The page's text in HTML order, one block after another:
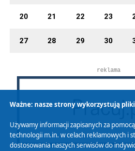
20 21 22 23
27 28 29 30
reklama
Ważne: nasze strony wykorzystują
Używamy informacji zapisanych za
technologii m.in. w celach reklamowych i
dostosowania naszych serwisów do